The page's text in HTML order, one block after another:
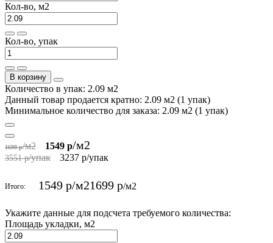
Кол-во, м2
Кол-во, упак
В корзину
Количество в упак: 2.09 м2
Данный товар продается кратно: 2.09 м2 (1 упак)
Минимальное количество для заказа: 2.09 м2 (1 упак)
1699 р/м2 1549 р/м2
3551 р/упак 3237 р/упак
Итого: 1549 р/м21699 р/м2
Укажите данные для подсчета требуемого количества:
Площадь укладки, м2